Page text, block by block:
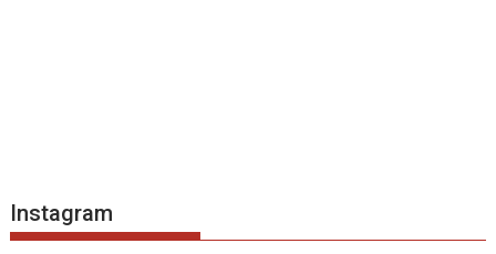
Instagram